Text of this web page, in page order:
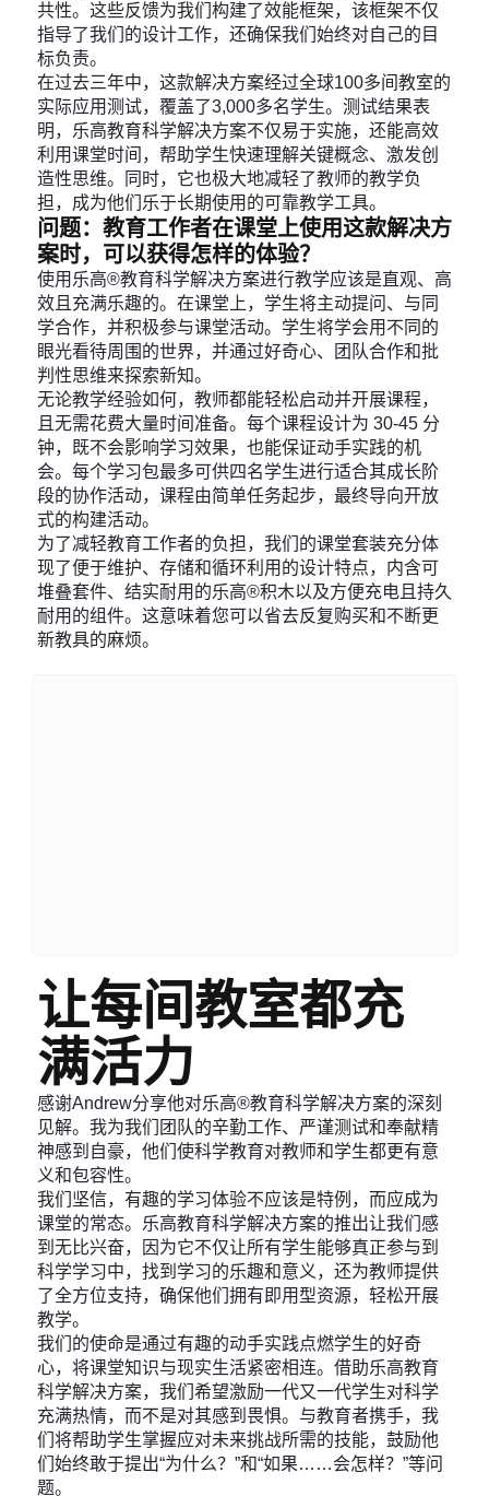
共性。这些反馈为我们构建了效能框架，该框架不仅
指导了我们的设计工作，还确保我们始终对自己的目
标负责。
在过去三年中，这款解决方案经过全球100多间教室的
实际应用测试，覆盖了3,000多名学生。测试结果表
明，乐高教育科学解决方案不仅易于实施，还能高效
利用课堂时间，帮助学生快速理解关键概念、激发创
造性思维。同时，它也极大地减轻了教师的教学负
担，成为他们乐于长期使用的可靠教学工具。
问题：教育工作者在课堂上使用这款解决方
案时，可以获得怎样的体验？
使用乐高®教育科学解决方案进行教学应该是直观、高
效且充满乐趣的。在课堂上，学生将主动提问、与同
学合作，并积极参与课堂活动。学生将学会用不同的
眼光看待周围的世界，并通过好奇心、团队合作和批
判性思维来探索新知。
无论教学经验如何，教师都能轻松启动并开展课程，
且无需花费大量时间准备。每个课程设计为 30-45 分
钟，既不会影响学习效果，也能保证动手实践的机
会。每个学习包最多可供四名学生进行适合其成长阶
段的协作活动，课程由简单任务起步，最终导向开放
式的构建活动。
为了减轻教育工作者的负担，我们的课堂套装充分体
现了便于维护、存储和循环利用的设计特点，内含可
堆叠套件、结实耐用的乐高®积木以及方便充电且持久
耐用的组件。这意味着您可以省去反复购买和不断更
新教具的麻烦。
让每间教室都充
满活力
感谢Andrew分享他对乐高®教育科学解决方案的深刻
见解。我为我们团队的辛勤工作、严谨测试和奉献精
神感到自豪，他们使科学教育对教师和学生都更有意
义和包容性。
我们坚信，有趣的学习体验不应该是特例，而应成为
课堂的常态。乐高教育科学解决方案的推出让我们感
到无比兴奋，因为它不仅让所有学生能够真正参与到
科学学习中，找到学习的乐趣和意义，还为教师提供
了全方位支持，确保他们拥有即用型资源，轻松开展
教学。
我们的使命是通过有趣的动手实践点燃学生的好奇
心，将课堂知识与现实生活紧密相连。借助乐高教育
科学解决方案，我们希望激励一代又一代学生对科学
充满热情，而不是对其感到畏惧。与教育者携手，我
们将帮助学生掌握应对未来挑战所需的技能，鼓励他
们始终敢于提出“为什么？”和“如果……会怎样？”等问
题。